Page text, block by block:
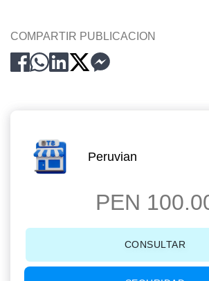
COMPARTIR PUBLICACION
Peruvian
PEN
CONSULTAR